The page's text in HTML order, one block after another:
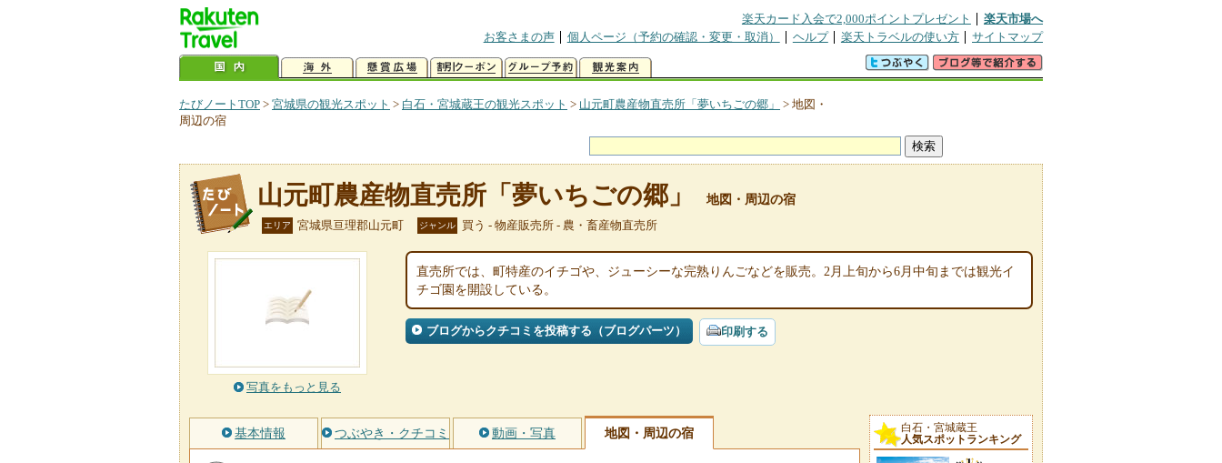
楽天カード入会で2,000ポイントプレゼント
楽天市場へ
お客さまの声
個人ページ（予約の確認・変更・取消） ヘルプ 楽天トラベルの使い方 サイトマップ
たびノートTOP > 宮城県の観光スポット > 白石・宮城蔵王の観光スポット > 山元町農産物直売所「夢いちごの郷」 > 地図・
周辺の宿
山元町農産物直売所「夢いちごの郷」 地図・周辺の宿
エリア 宮城県亘理郡山元町 ジャンル 買う - 物産販売所 - 農・畜産物直売所
写真をもっと見る
直売所では、町特産のイチゴや、ジューシーな完熟りんごなどを販売。2月上旬から6月中旬までは観光イ
チゴ園を開設している。
ブログからクチコミを投稿する（ブログパーツ） 印刷する
基本情報 つぶやき・クチコミ 動画・写真 地図・周辺の宿
白石・宮城蔵王
人気スポットランキング